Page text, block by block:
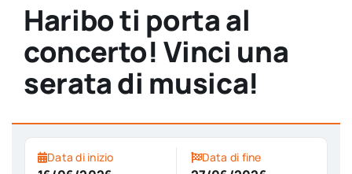
Haribo ti porta al
concerto! Vinci una
serata di musica!
Data di inizio Data di fine